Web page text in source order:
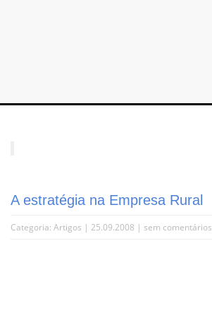
A estratégia na Empresa Rural
Categoria: Artigos | 25.09.2008 | sem comentários